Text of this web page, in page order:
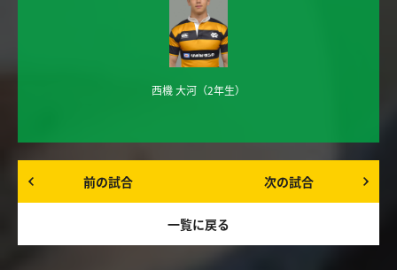
西機 大河 （2年生）
前の試合
一覧に戻る
次の試合